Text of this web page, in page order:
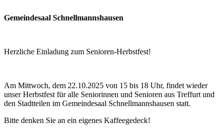
Gemeindesaal Schnellmannshausen
Herzliche Einladung zum Senioren-Herbstfest!
Am Mittwoch, dem 22.10.2025 von 15 bis 18 Uhr, findet wieder
unser Herbstfest für alle Seniorinnen und Senioren aus Treffurt und
den Stadtteilen im Gemeindesaal Schnellmannshausen statt.
Bitte denken Sie an ein eigenes Kaffeegedeck!